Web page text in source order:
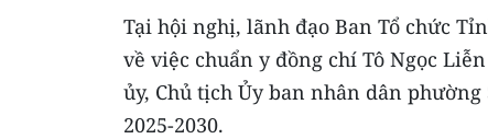
Tại hội nghị, lãnh đạo Ban Tổ chức
về việc chuẩn y đồng chí Tô Ngọc
ủy, Chủ tịch Ủy ban nhân dân
2025-2030.